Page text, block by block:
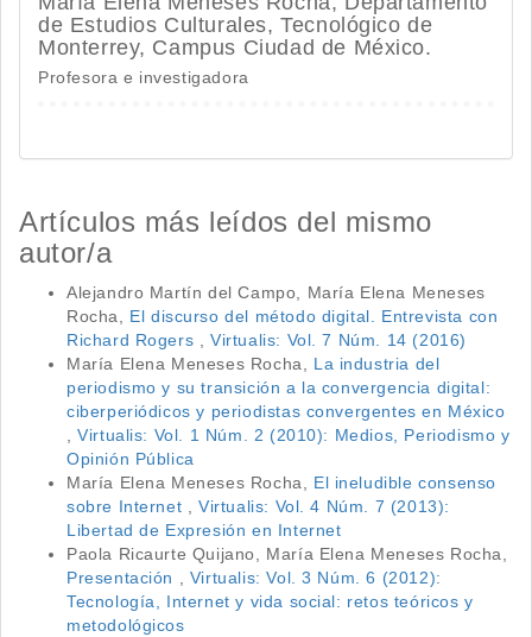
de Estudios Culturales, Tecnológico de
Monterrey, Campus Ciudad de México.
Profesora e investigadora
Artículos más leídos del mismo
autor/a
Alejandro Martín del Campo, María Elena Meneses
Rocha, El discurso del método digital. Entrevista con
Richard Rogers
,Virtualis: Vol. 7 Núm. 14 (2016)
María Elena Meneses Rocha, La industria del
periodismo y su transición a la convergencia digital:
ciberperiódicos y periodistas convergentes en México
,Virtualis: Vol. 1 Núm. 2 (2010): Medios, Periodismo y
Opinión Pública
María Elena Meneses Rocha, El ineludible consenso
sobre Internet
,Virtualis: Vol. 4 Núm. 7 (2013):
Libertad de Expresión en Internet
Paola Ricaurte Quijano, María Elena Meneses Rocha,
Presentación
Virtualis: Vol. 3 Núm. 6 (2012):
Tecnología, Internet y vida social: retos teóricos y
metodológicos